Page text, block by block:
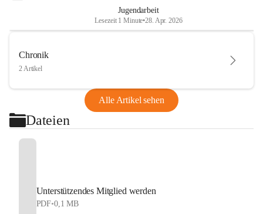
Jugendarbeit
Lesezeit 1 Minute•28. Apr. 2026
Chronik
2 Artikel
Alle Artikel sehen
Dateien
Unterstützendes Mitglied werden
PDF•0,1 MB